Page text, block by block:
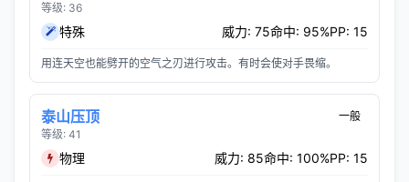
等级: 36
特殊 威力: 75命中: 95%PP: 15
用连天空也能劈开的空气之刃进行攻击。有时会使对手畏缩。
泰山压顶
等级: 41
一般
物理 威力: 85命中: 100%PP: 15